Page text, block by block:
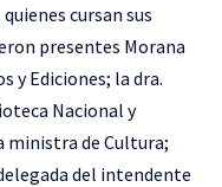
cursan sus
presentes Morana
y Ediciones; la dra.
Nacional y
ministra de Cultura;
del intendente